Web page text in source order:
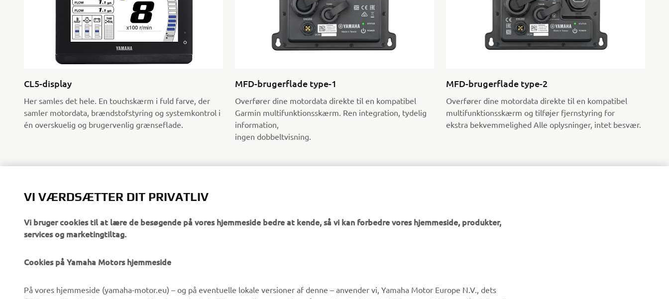
CL5-display
Her samles det hele. En touchskærm i fuld farve, der
samler motordata, brændstofstyring og systemkontrol i
én overskuelig og brugervenlig grænseflade.
MFD-brugerflade type-1
Overfører dine motordata direkte til en kompatibel
Garmin multifunktionsskærm. Ren integration, tydelig
information,
ingen dobbeltvisning.
MFD-brugerflade type-2
Overfører dine motordata direkte til en kompatibel
multifunktionsskærm og tilføjer fjernstyring for
ekstra bekvemmelighed Alle oplysninger, intet besvær.
FIND DIN NÆRMESTE FORHANDLER
services og marketingtiltag.
filialer og tilknyttede partnere, cookies, herunder teknikker som ligner cookies, så som JaveScript og Web beacons. Vi bruger funktionelle